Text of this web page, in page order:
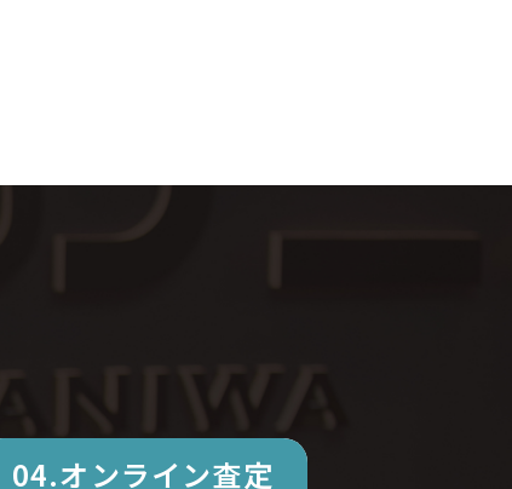
04.オンライン査定